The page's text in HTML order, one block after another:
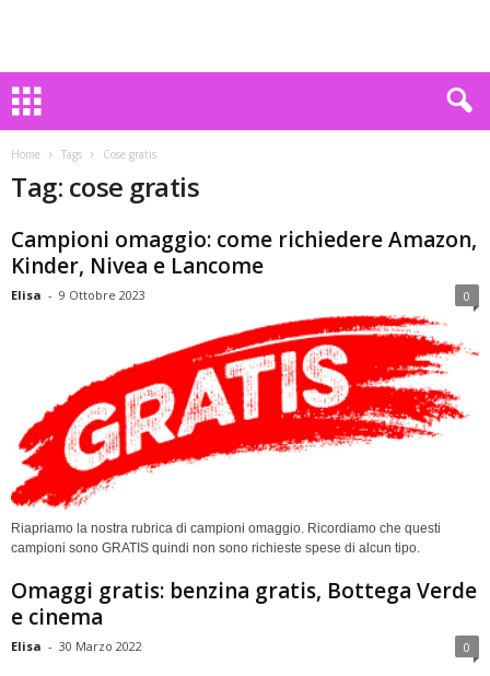
Home Tags Cose gratis
Tag: cose gratis
Campioni omaggio: come richiedere Amazon,
Kinder, Nivea e Lancome
Elisa - 9 Ottobre 2023 0
Riapriamo la nostra rubrica di campioni omaggio. Ricordiamo che questi
campioni sono GRATIS quindi non sono richieste spese di alcun tipo.
Omaggi gratis: benzina gratis, Bottega Verde
e cinema
Elisa - 30 Marzo 2022 0